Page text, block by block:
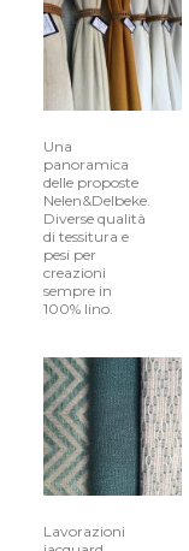
Una
panoramica
delle proposte
Nelen&Delbeke.
Diverse qualità
di tessitura e
pesi per
creazioni
sempre in
100% lino.
Lavorazioni